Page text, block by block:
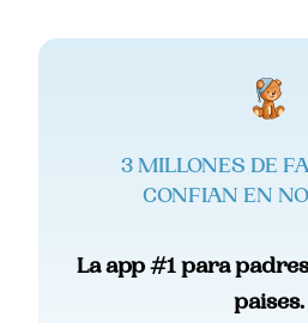
3 MILLONES DE
CONFIAN EN
La app #1 para
paises.